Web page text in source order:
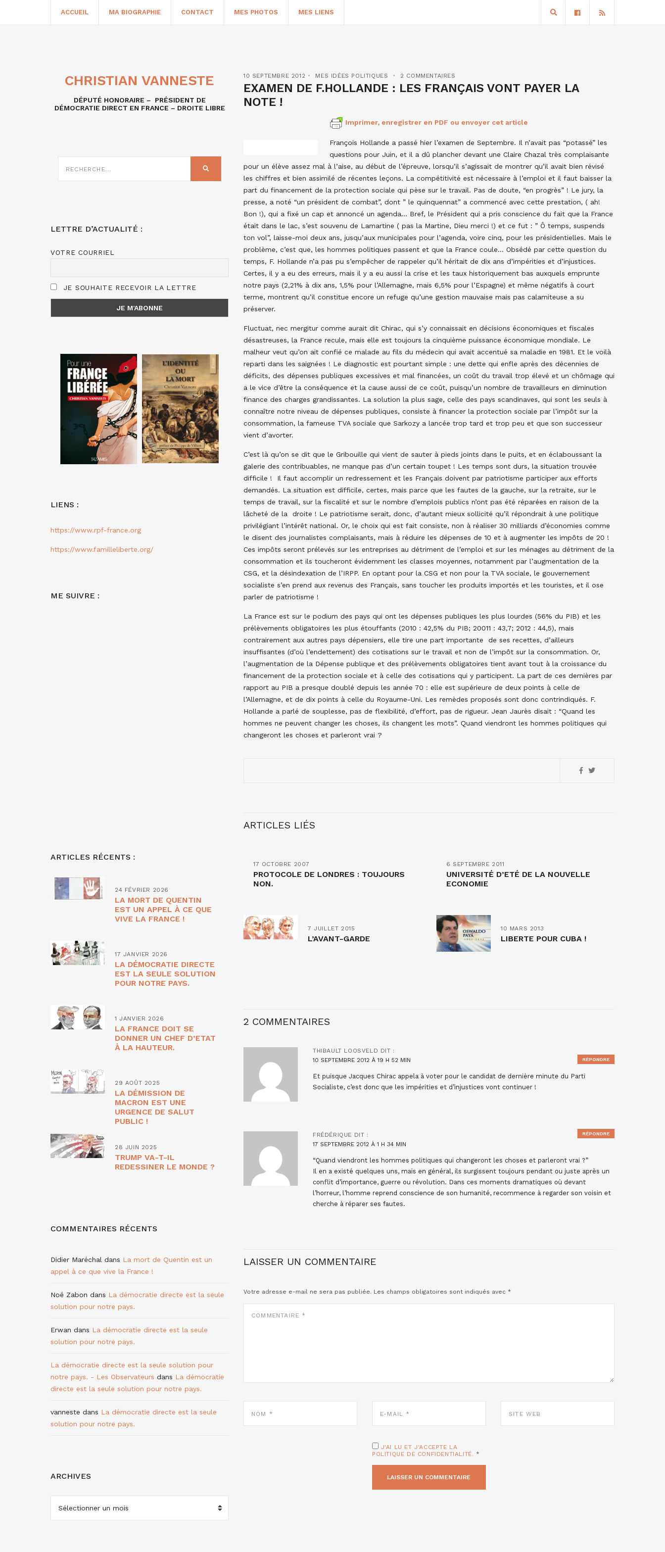
ACCUEIL MA BIOGRAPHIE CONTACT MES PHOTOS MES LIENS
10 SEPTEMBRE 2012 MES IDÉES POLITIQUES 2 COMMENTAIRES
EXAMEN DE F.HOLLANDE : LES FRANÇAIS VONT PAYER LA
NOTE !
Imprimer, enregistrer en PDF ou envoyer cet article
François Hollande a passé hier l’examen de Septembre. Il n’avait pas “potassé” les
questions pour Juin, et il a dû plancher devant une Claire Chazal très complaisante
pour un élève assez mal à l’aise, au début de l’épreuve, lorsqu’il s’agissait de montrer qu’il avait bien révisé
les chiffres et bien assimilé de récentes leçons. La compétitivité est nécessaire à l’emploi et il faut baisser la
part du financement de la protection sociale qui pèse sur le travail. Pas de doute, “en progrès” ! Le jury, la
presse, a noté “un président de combat”, dont ” le quinquennat” a commencé avec cette prestation, ( ah!
Bon !), qui a fixé un cap et annoncé un agenda… Bref, le Président qui a pris conscience du fait que la France
était dans le lac, s’est souvenu de Lamartine ( pas la Martine, Dieu merci !) et ce fut : ” Ô temps, suspends
ton vol”, laisse-moi deux ans, jusqu’aux municipales pour l’agenda, voire cinq, pour les présidentielles. Mais le
problème, c’est que, les hommes politiques passent et que la France coule… Obsédé par cette question du
temps, F. Hollande n’a pas pu s’empêcher de rappeler qu’il héritait de dix ans d’impérities et d’injustices.
Certes, il y a eu des erreurs, mais il y a eu aussi la crise et les taux historiquement bas auxquels emprunte
notre pays (2,21% à dix ans, 1,5% pour l’Allemagne, mais 6,5% pour l’Espagne) et même négatifs à court
terme, montrent qu’il constitue encore un refuge qu’une gestion mauvaise mais pas calamiteuse a su
préserver.
Fluctuat, nec mergitur comme aurait dit Chirac, qui s’y connaissait en décisions économiques et fiscales
désastreuses, la France recule, mais elle est toujours la cinquième puissance économique mondiale. Le
malheur veut qu’on ait confié ce malade au fils du médecin qui avait accentué sa maladie en 1981. Et le voilà
reparti dans les saignées ! Le diagnostic est pourtant simple : une dette qui enfle après des décennies de
déficits, des dépenses publiques excessives et mal financées, un coût du travail trop élevé et un chômage qui
a le vice d’être la conséquence et la cause aussi de ce coût, puisqu’un nombre de travailleurs en diminution
finance des charges grandissantes. La solution la plus sage, celle des pays scandinaves, qui sont les seuls à
connaître notre niveau de dépenses publiques, consiste à financer la protection sociale par l’impôt sur la
consommation, la fameuse TVA sociale que Sarkozy a lancée trop tard et trop peu et que son successeur
vient d’avorter.
C’est là qu’on se dit que le Gribouille qui vient de sauter à pieds joints dans le puits, et en éclaboussant la
galerie des contribuables, ne manque pas d’un certain toupet ! Les temps sont durs, la situation trouvée
difficile ! Il faut accomplir un redressement et les Français doivent par patriotisme participer aux efforts
demandés. La situation est difficile, certes, mais parce que les fautes de la gauche, sur la retraite, sur le
temps de travail, sur la fiscalité et sur le nombre d’emplois publics n’ont pas été réparées en raison de la
lâcheté de la droite ! Le patriotisme serait, donc, d’autant mieux sollicité qu’il répondrait à une politique
privilégiant l’intérêt national. Or, le choix qui est fait consiste, non à réaliser 30 milliards d’économies comme
le disent des journalistes complaisants, mais à réduire les dépenses de 10 et à augmenter les impôts de 20 !
Ces impôts seront prélevés sur les entreprises au détriment de l’emploi et sur les ménages au détriment de la
consommation et ils toucheront évidemment les classes moyennes, notamment par l’augmentation de la
CSG, et la désindexation de l’IRPP. En optant pour la CSG et non pour la TVA sociale, le gouvernement
socialiste s’en prend aux revenus des Français, sans toucher les produits importés et les touristes, et il ose
parler de patriotisme !
La France est sur le podium des pays qui ont les dépenses publiques les plus lourdes (56% du PIB) et les
prélèvements obligatoires les plus étouffants (2010 : 42,5% du PIB; 20011 : 43,7; 2012 : 44,5), mais
contrairement aux autres pays dépensiers, elle tire une part importante de ses recettes, d’ailleurs
insuffisantes (d’où l’endettement) des cotisations sur le travail et non de l’impôt sur la consommation. Or,
l’augmentation de la Dépense publique et des prélèvements obligatoires tient avant tout à la croissance du
financement de la protection sociale et à celle des cotisations qui y participent. La part de ces dernières par
rapport au PIB a presque doublé depuis les année 70 : elle est supérieure de deux points à celle de
l’Allemagne, et de dix points à celle du Royaume-Uni. Les remèdes proposés sont donc contrindiqués. F.
Hollande a parlé de souplesse, pas de flexibilité, d’effort, pas de rigueur. Jean Jaurès disait : “Quand les
hommes ne peuvent changer les choses, ils changent les mots”. Quand viendront les hommes politiques qui
changeront les choses et parleront vrai ?
ARTICLES LIÉS
17 OCTOBRE 2007
PROTOCOLE DE LONDRES : TOUJOURS
NON.
6 SEPTEMBRE 2011
UNIVERSITÉ D’ETÉ DE LA NOUVELLE
ECONOMIE
7 JUILLET 2015
L’AVANT-GARDE
10 MARS 2013
LIBERTE POUR CUBA !
2 COMMENTAIRES
THIBAULT LOOSVELD DIT :
10 SEPTEMBRE 2012 À 19 H 52 MIN
Et puisque Jacques Chirac appela à voter pour le candidat de dernière minute du Parti
Socialiste, c’est donc que les impérities et d’injustices vont continuer !
RÉPONDRE
FRÉDÉRIQUE DIT :
17 SEPTEMBRE 2012 À 1 H 34 MIN
“Quand viendront les hommes politiques qui changeront les choses et parleront vrai ?”
Il en a existé quelques uns, mais en général, ils surgissent toujours pendant ou juste après un
conflit d’importance, guerre ou révolution. Dans ces moments dramatiques où devant
l’horreur, l’homme reprend conscience de son humanité, recommence à regarder son voisin et
cherche à réparer ses fautes.
RÉPONDRE
LAISSER UN COMMENTAIRE
Votre adresse e-mail ne sera pas publiée. Les champs obligatoires sont indiqués avec *
MAIL
WEB
J'AI LU ET J'ACCEPTE LA
POLITIQUE DE CONFIDENTIALITÉ. *
CHRISTIAN VANNESTE
DÉPUTÉ HONORAIRE – PRÉSIDENT DE
DÉMOCRATIE DIRECT EN FRANCE – DROITE LIBRE
SUR
RECHERCHER
LETTRE D’ACTUALITÉ :
VOTRE COURRIEL
JE SOUHAITE RECEVOIR LA LETTRE
LIENS :
https://www.rpf-france.org
https://www.familleliberte.org/
ME SUIVRE :
ARTICLES RÉCENTS :
24 FÉVRIER 2026
LA MORT DE QUENTIN
EST UN APPEL À CE QUE
VIVE LA FRANCE !
17 JANVIER 2026
LA DÉMOCRATIE DIRECTE
EST LA SEULE SOLUTION
POUR NOTRE PAYS.
1 JANVIER 2026
LA FRANCE DOIT SE
DONNER UN CHEF D’ETAT
À LA HAUTEUR.
29 AOÛT 2025
LA DÉMISSION DE
MACRON EST UNE
URGENCE DE SALUT
PUBLIC !
28 JUIN 2025
TRUMP VA-T-IL
REDESSINER LE MONDE ?
COMMENTAIRES RÉCENTS
Didier Maréchal dans La mort de Quentin est un
appel à ce que vive la France !
Noé Zabon dans La démocratie directe est la seule
solution pour notre pays.
Erwan dans La démocratie directe est la seule
solution pour notre pays.
La démocratie directe est la seule solution pour
notre pays. - Les Observateurs dans La démocratie
directe est la seule solution pour notre pays.
vanneste dans La démocratie directe est la seule
solution pour notre pays.
ARCHIVES
ARCHIVES